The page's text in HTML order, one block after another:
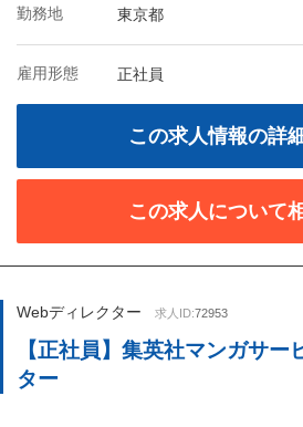
勤務地 東京都
雇用形態 正社員
この求人情報の詳
この求人について
Webディレクター 求人ID:72953
【正社員】集英社マンガサー
ター